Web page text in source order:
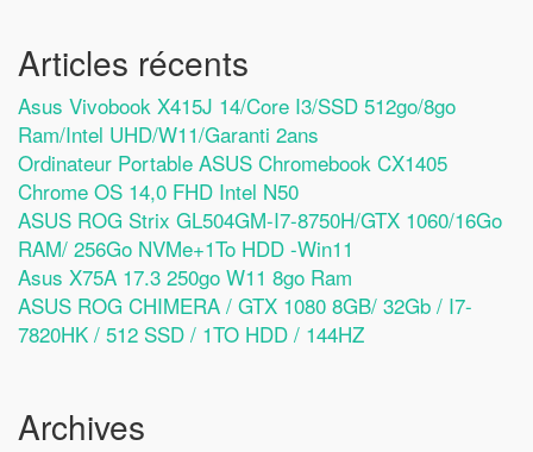
Articles récents
Asus Vivobook X415J 14/Core I3/SSD 512go/8go
Ram/Intel UHD/W11/Garanti 2ans
Ordinateur Portable ASUS Chromebook CX1405
Chrome OS 14,0 FHD Intel N50
ASUS ROG Strix GL504GM-I7-8750H/GTX 1060/16Go
RAM/ 256Go NVMe+1To HDD -Win11
Asus X75A 17.3 250go W11 8go Ram
ASUS ROG CHIMERA / GTX 1080 8GB/ 32Gb / I7-
7820HK / 512 SSD / 1TO HDD / 144HZ
Archives